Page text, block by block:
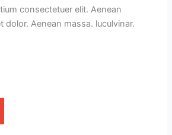
consectetuer elit. Aenean
dolor. Aenean massa. luculvinar.